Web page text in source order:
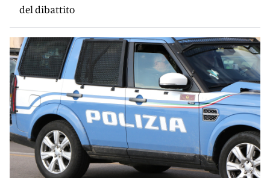
del dibattito